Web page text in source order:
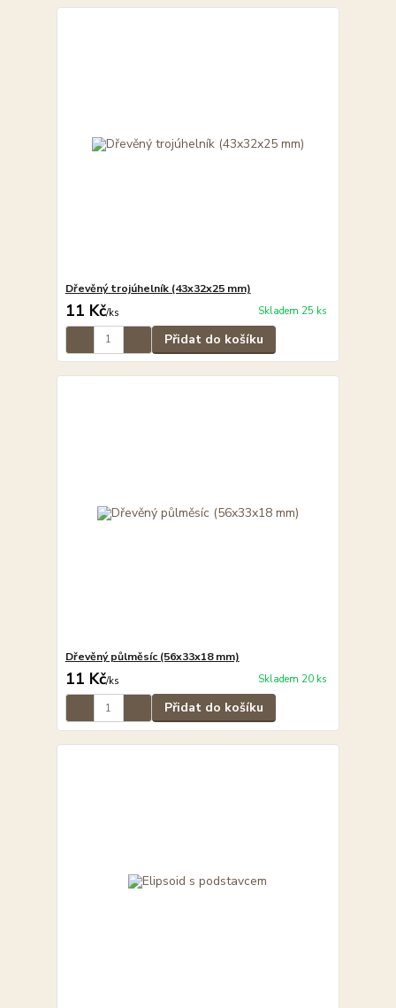
Dřevěný trojúhelník (43x32x25 mm)
11 Kč/ks Skladem 25 ks
Přidat do košíku
Dřevěný půlměsíc (56x33x18 mm)
11 Kč/ks Skladem 20 ks
Přidat do košíku